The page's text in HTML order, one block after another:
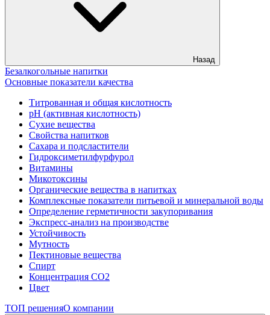
Назад
Безалкогольные напитки
Основные показатели качества
Титрованная и общая кислотность
рН (активная кислотность)
Сухие вещества
Свойства напитков
Сахара и подсластители
Гидроксиметилфурфурол
Витамины
Микотоксины
Органические вещества в напитках
Комплексные показатели питьевой и минеральной воды
Определение герметичности закупоривания
Экспресс-анализ на производстве
Устойчивость
Мутность
Пектиновые вещества
Спирт
Концентрация СО2
Цвет
ТОП решенияО компании